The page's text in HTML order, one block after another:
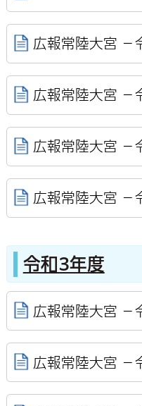
広報常陸大宮 －
広報常陸大宮 －
広報常陸大宮 －
広報常陸大宮 －
令和3年度
広報常陸大宮 －
広報常陸大宮 －